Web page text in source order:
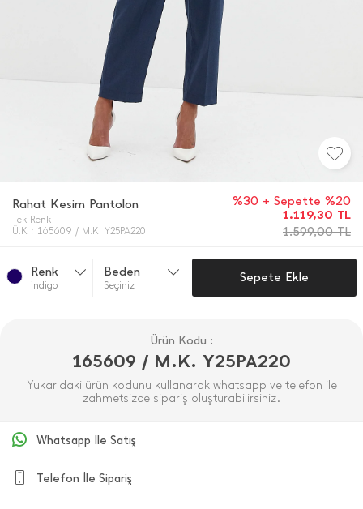
Rahat Kesim Pantolon
Tek Renk
Ü.K : 165609 / M.K. Y25PA220
%30 + Sepette %20
1.119,30 TL
1.599,00TL
Renk
İ̇ndi̇go
Beden
Seçiniz
Sepete Ekle
Ürün Kodu :
165609 / M.K. Y25PA220
Yukarıdaki ürün kodunu kullanarak whatsapp ve telefon ile
zahmetsizce sipariş oluşturabilirsiniz.
Whatsapp İle Satış
Telefon İle Sipariş